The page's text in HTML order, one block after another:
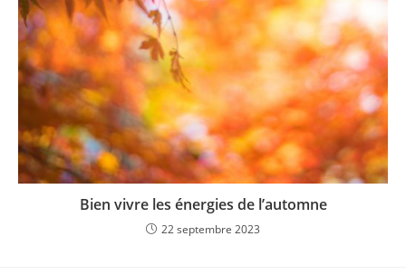
Bien vivre les énergies de l’automne
22 septembre 2023